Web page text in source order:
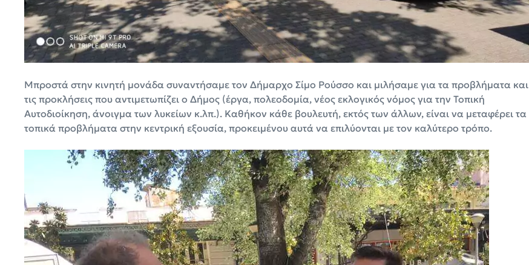
Μπροστά στην κινητή μονάδα συναντήσαμε τον Δήμαρχο Σίμο Ρούσσο και μιλήσαμε για τα προβλήματα και
τις προκλήσεις που αντιμετωπίζει ο Δήμος (έργα, πολεοδομία, νέος εκλογικός νόμος για την Τοπική
Αυτοδιοίκηση, άνοιγμα των λυκείων κ.λπ.). Καθήκον κάθε βουλευτή, εκτός των άλλων, είναι να μεταφέρει τα
τοπικά προβλήματα στην κεντρική εξουσία, προκειμένου αυτά να επιλύονται με τον καλύτερο τρόπο.